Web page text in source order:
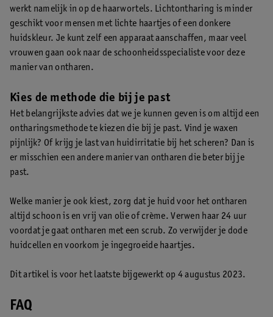
werkt namelijk in op de haarwortels. Lichtontharing is minder
geschikt voor mensen met lichte haartjes of een donkere
huidskleur. Je kunt zelf een apparaat aanschaffen, maar veel
vrouwen gaan ook naar de schoonheidsspecialiste voor deze
manier van ontharen.
Kies de methode die bij je past
Het belangrijkste advies dat we je kunnen geven is om altijd een
ontharingsmethode te kiezen die bij je past. Vind je waxen
pijnlijk? Of krijg je last van huidirritatie bij het scheren? Dan is
er misschien een andere manier van ontharen die beter bij je
past.
Welke manier je ook kiest, zorg dat je huid voor het ontharen
altijd schoon is en vrij van olie of crème. Verwen haar 24 uur
voordat je gaat ontharen met een scrub. Zo verwijder je dode
huidcellen en voorkom je ingegroeide haartjes.
Dit artikel is voor het laatste bijgewerkt op 4 augustus 2023.
FAQ